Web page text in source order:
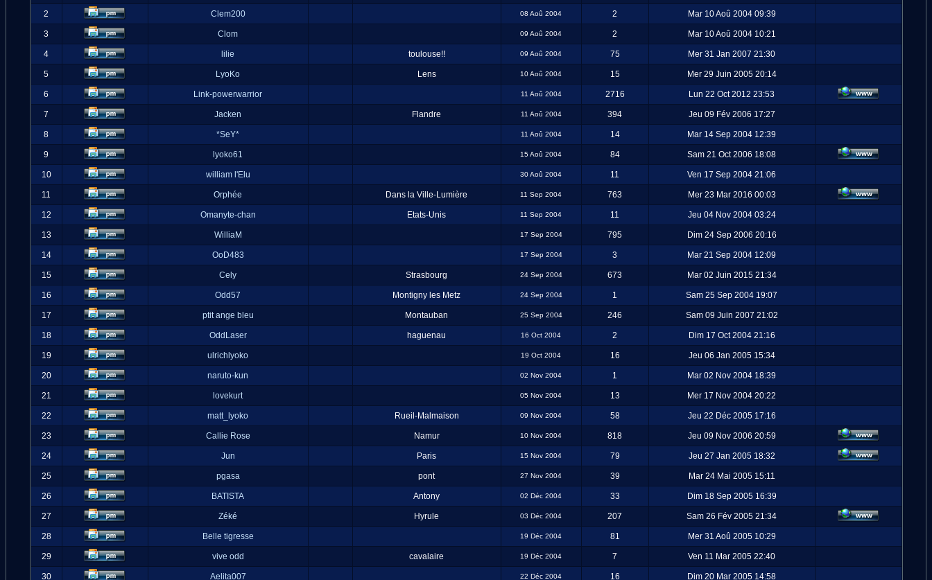
2 Clem200 08 Aoû 2004 2 Mar 10 Aoû 2004 09:39
3 Clom 09 Aoû 2004 2 Mar 10 Aoû 2004 10:21
4 lilie toulouse!! 09 Aoû 2004 75 Mer 31 Jan 2007 21:30
5 LyoKo Lens 10 Aoû 2004 15 Mer 29 Juin 2005 20:14
6 Link-powerwarrior 11 Aoû 2004 2716 Lun 22 Oct 2012 23:53
7 Jacken Flandre 11 Aoû 2004 394 Jeu 09 Fév 2006 17:27
8 *SeY* 11 Aoû 2004 14 Mar 14 Sep 2004 12:39
9 lyoko61 15 Aoû 2004 84 Sam 21 Oct 2006 18:08
10 william l'Elu 30 Aoû 2004 11 Ven 17 Sep 2004 21:06
11 Orphée Dans la Ville-Lumière 11 Sep 2004 763 Mer 23 Mar 2016 00:03
12 Omanyte-chan Etats-Unis 11 Sep 2004 11 Jeu 04 Nov 2004 03:24
13 WilliaM 17 Sep 2004 795 Dim 24 Sep 2006 20:16
14 OoD483 17 Sep 2004 3 Mar 21 Sep 2004 12:09
15 Cely Strasbourg 24 Sep 2004 673 Mar 02 Juin 2015 21:34
16 Odd57 Montigny les Metz 24 Sep 2004 1 Sam 25 Sep 2004 19:07
17 ptit ange bleu Montauban 25 Sep 2004 246 Sam 09 Juin 2007 21:02
18 OddLaser haguenau 16 Oct 2004 2 Dim 17 Oct 2004 21:16
19 ulrichlyoko 19 Oct 2004 16 Jeu 06 Jan 2005 15:34
20 naruto-kun 02 Nov 2004 1 Mar 02 Nov 2004 18:39
21 lovekurt 05 Nov 2004 13 Mer 17 Nov 2004 20:22
22 matt_lyoko Rueil-Malmaison 09 Nov 2004 58 Jeu 22 Déc 2005 17:16
23 Callie Rose Namur 10 Nov 2004 818 Jeu 09 Nov 2006 20:59
24 Jun Paris 15 Nov 2004 79 Jeu 27 Jan 2005 18:32
25 pgasa pont 27 Nov 2004 39 Mar 24 Mai 2005 15:11
26 BATISTA Antony 02 Déc 2004 33 Dim 18 Sep 2005 16:39
27 Zéké Hyrule 03 Déc 2004 207 Sam 26 Fév 2005 21:34
28 Belle tigresse 19 Déc 2004 81 Mer 31 Aoû 2005 10:29
29 vive odd cavalaire 19 Déc 2004 7 Ven 11 Mar 2005 22:40
30 Aelita007 22 Déc 2004 16 Dim 20 Mar 2005 14:58